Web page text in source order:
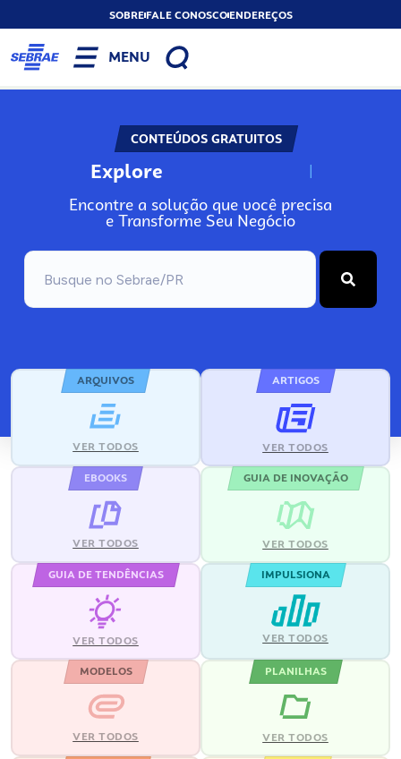
SOBREFALE CONOSCOENDEREÇOS
MENU
CONTEÚDOS GRATUITOS
Explore N
Encontre a solução que você precisa
e Transforme Seu Negócio
ARQUIVOS
VER TODOS
ARTIGOS
VER TODOS
EBOOKS
VER TODOS
GUIA DE INOVAÇÃO
VER TODOS
GUIA DE TENDÊNCIAS
VER TODOS
IMPULSIONA
VER TODOS
MODELOS
VER TODOS
PLANILHAS
VER TODOS